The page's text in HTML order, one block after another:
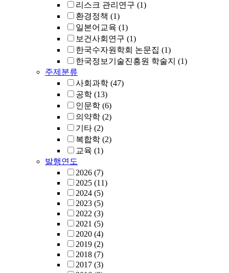
리스크 관리연구 (1)
환경정책 (1)
일본어교육 (1)
보건사회연구 (1)
한국수자원학회 논문집 (1)
한국정보기술진흥원 학술지 (1)
주제분류
사회과학 (47)
공학 (13)
인문학 (6)
의약학 (2)
기타 (2)
복합학 (2)
교육 (1)
발행연도
2026 (7)
2025 (11)
2024 (5)
2023 (5)
2022 (3)
2021 (5)
2020 (4)
2019 (2)
2018 (7)
2017 (3)